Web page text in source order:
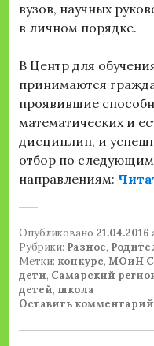
вузов, научных
в личном порядке.
В Центр для
принимаются
проявившие
математических и
дисциплин, и
отбор по
направлениям:
Опубликовано 21.04.2016
Рубрики: Разное,
Метки: конкурс, МОиН
дети, Самарский
детей, школа
Оставить комментарий